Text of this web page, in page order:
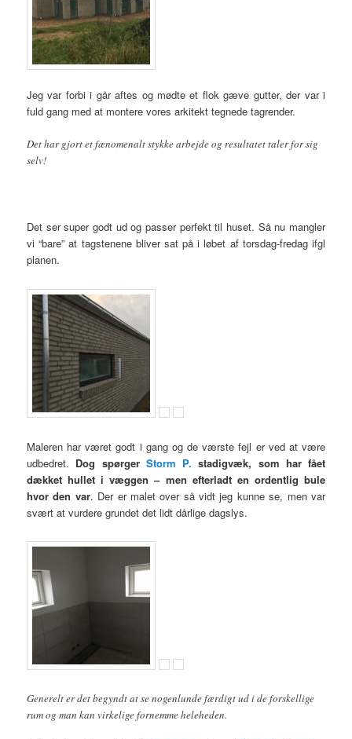
Jeg var forbi i går aftes og mødte et flok gæve gutter, der var i
fuld gang med at montere vores arkitekt tegnede tagrender.
Det har gjort et fænomenalt stykke arbejde og resultatet taler for sig
selv!
Det ser super godt ud og passer perfekt til huset. Så nu mangler
vi “bare” at tagstenene bliver sat på i løbet af torsdag-fredag ifgl
planen.
Maleren har været godt i gang og de værste fejl er ved at være
udbedret. Dog spørger Storm P. stadigvæk, som har fået
dækket hullet i væggen – men efterladt en ordentlig bule
hvor den var. Der er malet over så vidt jeg kunne se, men var
svært at vurdere grundet det lidt dårlige dagslys.
Generelt er det begyndt at se nogenlunde færdigt ud i de forskellige
rum og man kan virkelige fornemme heleheden.